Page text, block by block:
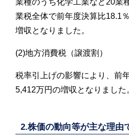
業税全体で前年度決算比18.1
増収となりました。
(2)地方消費税（譲渡割）
税率引上げの影響により、前
5,412万円の増収となりました
2.株価の動向等が主な理由